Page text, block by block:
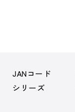
JANコード
シリーズ